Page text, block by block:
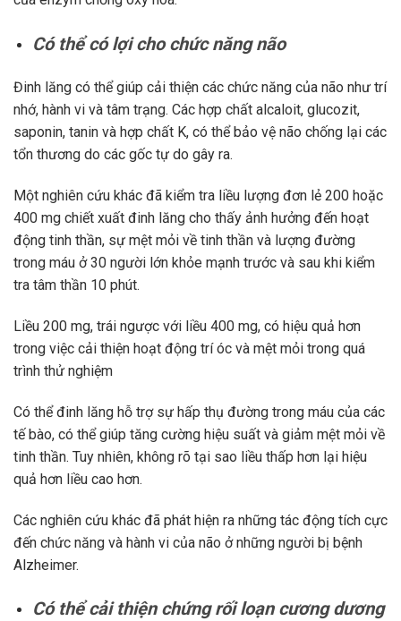
Có thể có lợi cho chức năng não
Đinh lăng có thể giúp cải thiện các chức năng của não như trí
nhớ, hành vi và tâm trạng. Các hợp chất alcaloit, glucozit,
saponin, tanin và hợp chất K, có thể bảo vệ não chống lại các
tổn thương do các gốc tự do gây ra.
Một nghiên cứu khác đã kiểm tra liều lượng đơn lẻ 200 hoặc
400 mg chiết xuất đinh lăng cho thấy ảnh hưởng đến hoạt
động tinh thần, sự mệt mỏi về tinh thần và lượng đường
trong máu ở 30 người lớn khỏe mạnh trước và sau khi kiểm
tra tâm thần 10 phút.
Liều 200 mg, trái ngược với liều 400 mg, có hiệu quả hơn
trong việc cải thiện hoạt động trí óc và mệt mỏi trong quá
trình thử nghiệm
Có thể đinh lăng hỗ trợ sự hấp thụ đường trong máu của các
tế bào, có thể giúp tăng cường hiệu suất và giảm mệt mỏi về
tinh thần. Tuy nhiên, không rõ tại sao liều thấp hơn lại hiệu
quả hơn liều cao hơn.
Các nghiên cứu khác đã phát hiện ra những tác động tích cực
đến chức năng và hành vi của não ở những người bị bệnh
Alzheimer.
Có thể cải thiện chứng rối loạn cương dương